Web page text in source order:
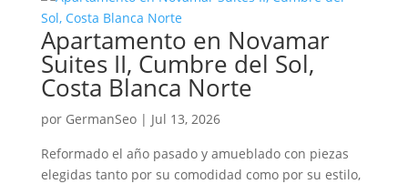
Apartamento en Novamar
Suites II, Cumbre del Sol,
Costa Blanca Norte
por GermanSeo| Jul 13, 2026
Reformado el año pasado y amueblado con piezas
elegidas tanto por su comodidad como por su estilo,